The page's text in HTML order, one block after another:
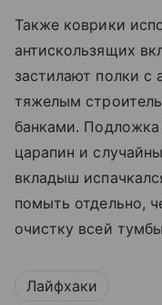
Также коврики
антискользящих
застилают полки с
тяжелым
банками. Подложка
царапин и
вкладыш
помыть отдельно,
очистку всей
Лайфхаки